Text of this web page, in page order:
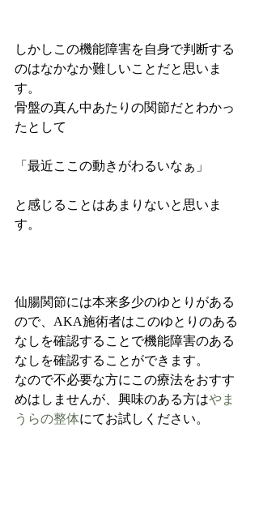
しかしこの機能障害を自身で判断する
のはなかなか難しいことだと思いま
す。
骨盤の真ん中あたりの関節だとわかっ
たとして
「最近ここの動きがわるいなぁ」
と感じることはあまりないと思いま
す。
仙腸関節には本来多少のゆとりがある
ので、AKA施術者はこのゆとりのある
なしを確認することで機能障害のある
なしを確認することができます。
なので不必要な方にこの療法をおすす
めはしませんが、興味のある方はやま
うらの整体にてお試しください。